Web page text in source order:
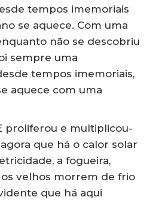
tempos imemoriais
se aquece. Com uma
não se descobriu
sempre uma
tempos imemoriais,
aquece com uma
proliferou e multiplicou-
que há o calor solar
a fogueira,
os velhos morrem de frio
que há aqui